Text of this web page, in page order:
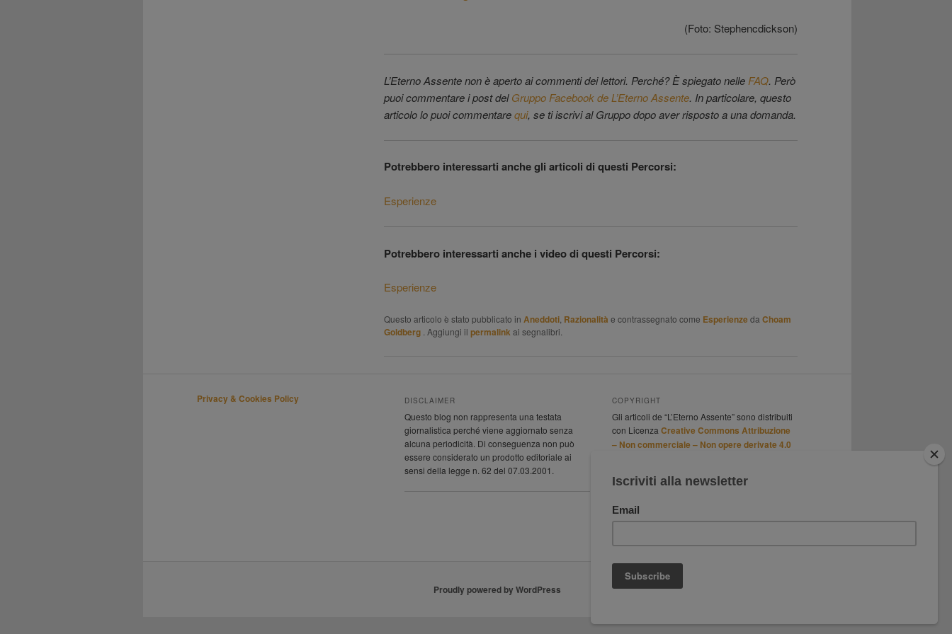
(Foto: Stephencdickson)
L’Eterno Assente non è aperto ai commenti dei lettori. Perché? È spiegato nelle FAQ. Però
puoi commentare i post delGruppo Facebook de L’Eterno Assente. In particolare, questo
articolo lo puoi commentarequi, se ti iscrivi al Gruppo dopo aver risposto a una domanda.
Potrebbero interessarti anche gli articoli di questi Percorsi:
Esperienze
Potrebbero interessarti anche i video di questi Percorsi:
Esperienze
Questo articolo è stato pubblicato in Aneddoti Razionalità e contrassegnato come Esperienzeda Choam
Goldberg . Aggiungi il permalinkai segnalibri.
Privacy & Cookies Policy DISCLAIMER
Questo blog non rappresenta una testata
giornalistica perché viene aggiornato senza
alcuna periodicità. Di conseguenza non può
essere considerato un prodotto editoriale ai
sensi della legge n. 62 del 07.03.2001.
COPYRIGHT
Gli articoli de “L’Eterno Assente” sono distribuiti
con LicenzaCreative Commons Attribuzione
– Non commerciale – Non opere derivate 4.0
Proudly powered by WordPress